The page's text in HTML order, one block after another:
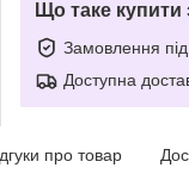
Що таке
Замовлення
Доступна
про товар